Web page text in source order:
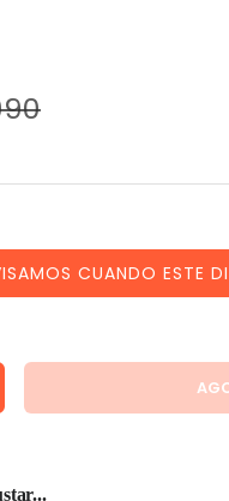
CUANDO ESTE
LA CANTIDAD